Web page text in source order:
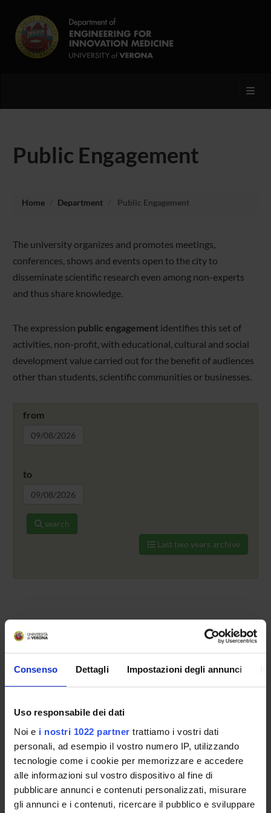
Consenso Dettagli Impostazioni degli annunci
Uso responsabile dei dati
Noi e i nostri 1022 partner trattiamo i vostri dati
personali, ad esempio il vostro numero IP, utilizzando
tecnologie come i cookie per memorizzare e accedere
alle informazioni sul vostro dispositivo al fine di
pubblicare annunci e contenuti personalizzati, misurare
gli annunci e i contenuti, ricercare il pubblico e sviluppare
Public Engagement
Home Department Public Engagement
The university organizes and promotes meetings,
conferences, shows and events open to the city to
disseminate scientific research even among non-experts
and thus share knowledge.
The expression public engagementidentifies this set of
activities, non-profit, with educational, cultural and social
development value carried out for the benefit of audiences
other than students, scientific communities or businesses.
from
to
search
Last two years archive
TITLE
Tot 2 Events
ORGANIZZAZIONE
COMMITTEES